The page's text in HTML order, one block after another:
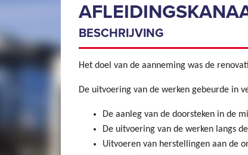
BESCHRIJVING
Het doel van de aanneming was de
De uitvoering van de werken gebeurde in
De aanleg van de doorsteken in de
De uitvoering van de werken langs
Uitvoeren van herstellingen aan de